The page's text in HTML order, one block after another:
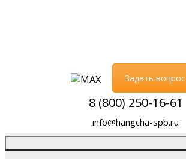
Задать вопрос
8 (800) 250-16-61
info@hangcha-spb.ru